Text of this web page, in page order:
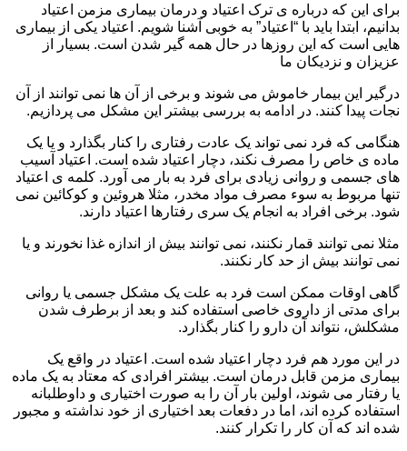
برای این که درباره ی ترک اعتیاد و درمان بیماری مزمن اعتیاد
بدانیم، ابتدا باید با “اعتیاد” به خوبی آشنا شویم. اعتیاد یکی از بیماری
هایی است که این روزها در حال همه گیر شدن است. بسیار از
عزیزان و نزدیکان ما
درگیر این بیمار خاموش می شوند و برخی از آن ها نمی توانند از آن
نجات پیدا کنند. در ادامه به بررسی بیشتر این مشکل می پردازیم.
هنگامی که فرد نمی تواند یک عادت رفتاری را کنار بگذارد و یا یک
ماده ی خاص را مصرف نکند، دچار اعتیاد شده است. اعتیاد آسیب
های جسمی و روانی زیادی برای فرد به بار می آورد. کلمه ی اعتیاد
تنها مربوط به سوء مصرف مواد مخدر، مثلا هروئین و کوکائین نمی
شود. برخی افراد به انجام یک سری رفتارها اعتیاد دارند.
مثلا نمی توانند قمار نکنند، نمی توانند بیش از اندازه غذا نخورند و یا
نمی توانند بیش از حد کار نکنند.
گاهی اوقات ممکن است فرد به علت یک مشکل جسمی یا روانی
برای مدتی از داروی خاصی استفاده کند و بعد از برطرف شدن
مشکلش، نتواند آن دارو را کنار بگذارد.
در این مورد هم فرد دچار اعتیاد شده است. اعتیاد در واقع یک
بیماری مزمن قابل درمان است. بیشتر افرادی که معتاد به یک ماده
یا رفتار می شوند، اولین بار آن را به صورت اختیاری و داوطلبانه
استفاده کرده اند، اما در دفعات بعد اختیاری از خود نداشته و مجبور
شده اند که آن کار را تکرار کنند.